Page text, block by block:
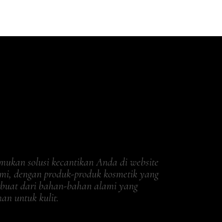
solusi kecantikan Anda di website
dengan produk-produk kosmetik yang
dari bahan-bahan alami yang
untuk kulit.